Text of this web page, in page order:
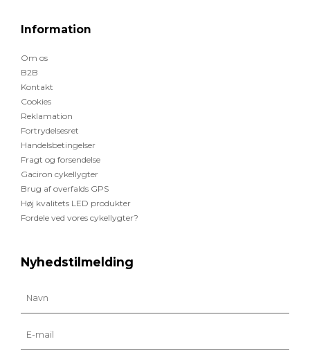
Information
Om os
B2B
Kontakt
Cookies
Reklamation
Fortrydelsesret
Handelsbetingelser
Fragt og forsendelse
Gaciron cykellygter
Brug af overfalds GPS
Høj kvalitets LED produkter
Fordele ved vores cykellygter?
Nyhedstilmelding